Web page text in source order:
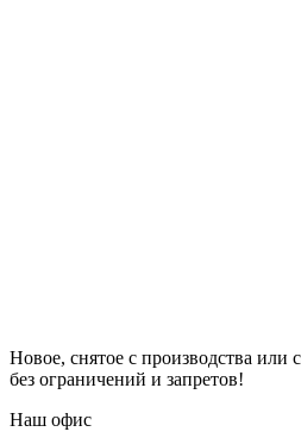
Новое, снятое с производства или
без ограничений и запретов!
Наш офис